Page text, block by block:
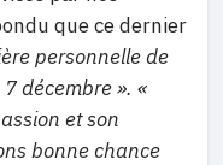
que ce dernier
personnelle de
décembre ». «
et son
bonne chance